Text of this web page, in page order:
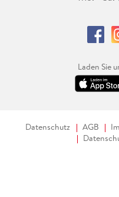
Laden Sie
Datenschutz AGB